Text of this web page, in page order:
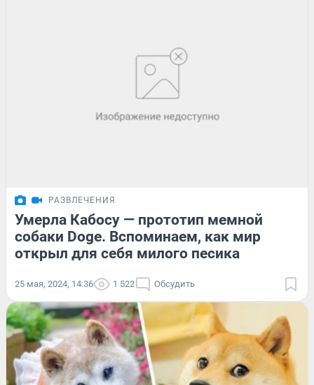
РАЗВЛЕЧЕНИЯ
Умерла Кабосу — прототип мемной
собаки Doge. Вспоминаем, как мир
открыл для себя милого песика
25 мая, 2024, 14:36 1 522 Обсудить